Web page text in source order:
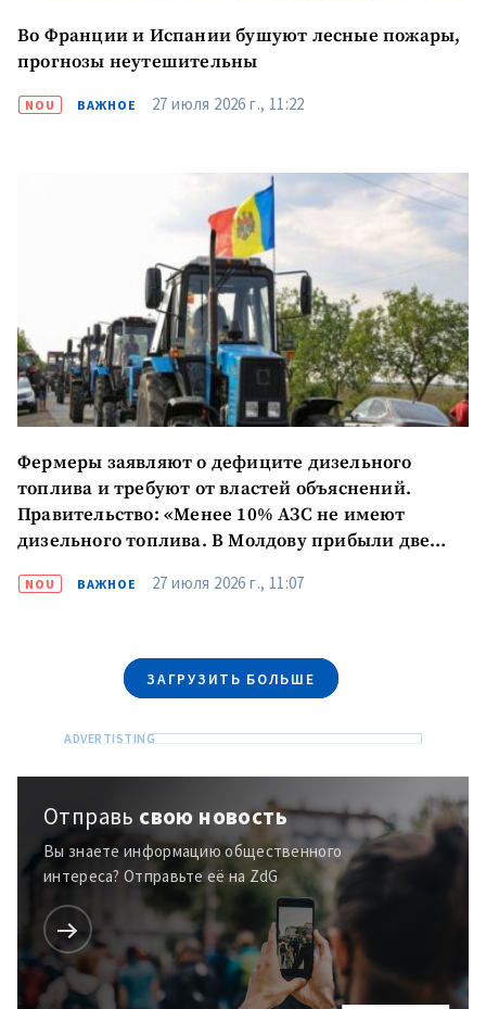
Во Франции и Испании бушуют лесные пожары,
прогнозы неутешительны
NOU ВАЖНОЕ 27 июля 2026 г., 11:22
Фермеры заявляют о дефиците дизельного
топлива и требуют от властей объяснений.
Правительство: «Менее 10% АЗС не имеют
дизельного топлива. В Молдову прибыли две
NOU ВАЖНОЕ 27 июля 2026 г., 11:07
ЗАГРУЗИТЬ БОЛЬШЕ
Отправь свою новость
Вы знаете информацию общественного
интереса? Отправьте её на ZdG
МОЯ НОВОСТЬ
Заголовок новости
заголовок
+ Загрузить
Ссылка на медиа
медиа
новости
КОНТАКТНЫЙ ИСТОЧНИК
Анонимный источник
Имя + Моё имя
Электронная почта
+ Мой email